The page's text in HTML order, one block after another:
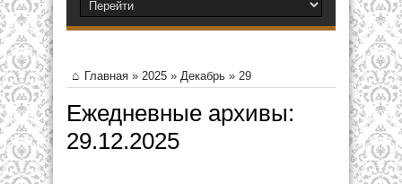
Главная » 2025 » Декабрь » 29
Ежедневные архивы:
29.12.2025